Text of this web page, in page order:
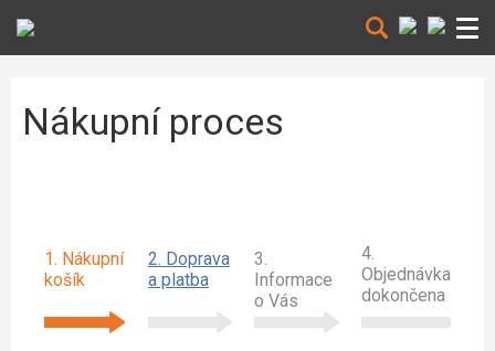
Nákupní proces
1. Nákupní
košík
2. Doprava
a platba
3.
Informace
o Vás
4.
Objednávka
dokončena